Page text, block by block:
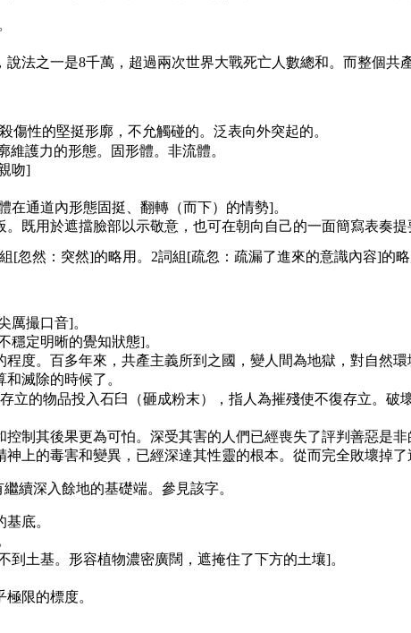
法之一是8千萬，超過兩次世界大戰死亡人數總和。而整個共
傷性的堅挺形廓，不允觸碰的。泛表向外突起的。
護力的形態。固形體。非流體。
吻]
在通道內形態固挺、翻轉（而下）的情勢]。
既用於遮擋臉部以示敬意，也可在朝向自己的一面簡寫表奏提
[忽然：突然]的略用。2詞組[疏忽：疏漏了進來的意識內容]的略
厲撮口音]。
穩定明晰的覺知狀態]。
度。百多年來，共產主義所到之國，變人間為地獄，對自然
滅除的時候了。
立的物品投入石臼（砸成粉末），指人為摧殘使不復存立。
制其後果更為可怕。深受其害的人們已經喪失了評判善惡是
上的毒害和變異，已經深達其性靈的根本。從而完全敗壞掉了
續深入餘地的基礎端。參見該字。
底。
到土基。形容植物濃密廣闊，遮掩住了下方的土壤]。
限的標度。